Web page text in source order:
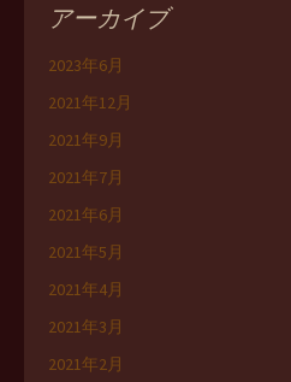
アーカイブ
2023年6月
2021年12月
2021年9月
2021年7月
2021年6月
2021年5月
2021年4月
2021年3月
2021年2月